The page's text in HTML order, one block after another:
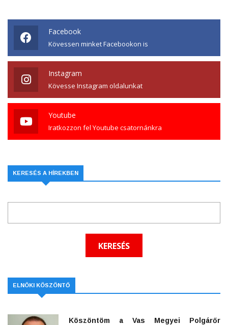
Facebook
Kövessen minket Facebookon is
Instagram
Kövesse Instagram oldalunkat
Youtube
Iratkozzon fel Youtube csatornánkra
KERESÉS A HÍREKBEN
ELNÖKI KÖSZÖNTŐ
Köszöntöm a Vas Megyei Polgárőr